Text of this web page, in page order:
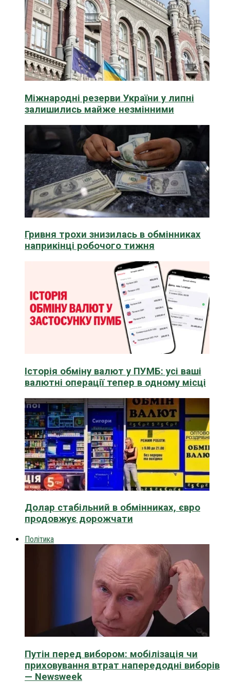
Міжнародні резерви України у липні
залишились майже незмінними
Гривня трохи знизилась в обмінниках
наприкінці робочого тижня
Історія обміну валют у ПУМБ: усі ваші
валютні операції тепер в одному місці
Долар стабільний в обмінниках, євро
продовжує дорожчати
Політика
Путін перед вибором: мобілізація чи
приховування втрат напередодні виборів
— Newsweek